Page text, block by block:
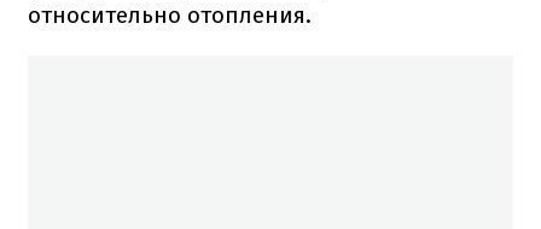
относительно отопления.